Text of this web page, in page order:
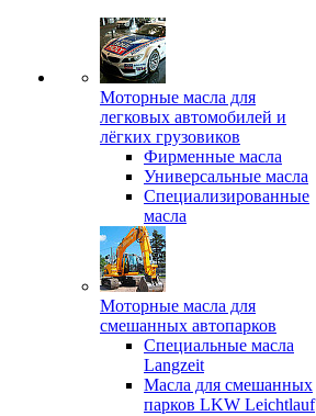
Моторные масла для
легковых автомобилей и
лёгких грузовиков
Фирменные масла
Универсальные масла
Специализированные
масла
Моторные масла для
смешанных автопарков
Специальные масла
Langzeit
Масла для смешанных
парков LKW Leichtlauf